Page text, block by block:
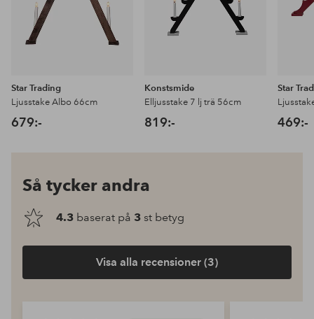
Star Trading
Ljusstake Albo 66cm
679:-
Konstsmide
Elljusstake 7 lj trä 56cm
819:-
Star
469:-
Så tycker andra
4.3 baserat på 3 st betyg
Visa alla recensioner (3)